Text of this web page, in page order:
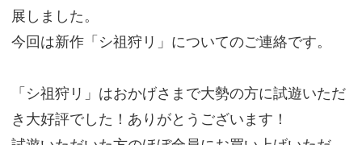
展しました。
今回は新作「シ祖狩リ」についてのご連絡です。
「シ祖狩リ」はおかげさまで大勢の方に試遊いただ
き大好評でした！ありがとうございます！